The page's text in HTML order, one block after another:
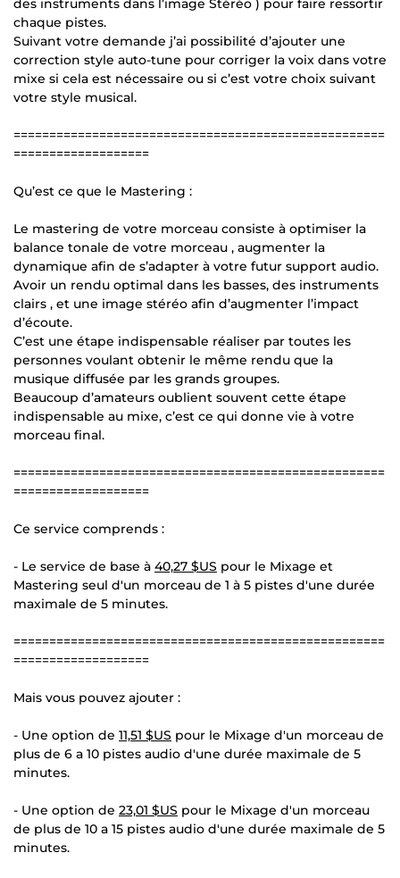
des instruments dans l’image Stéréo ) pour faire ressortir
chaque pistes.
Suivant votre demande j’ai possibilité d’ajouter une
correction style auto-tune pour corriger la voix dans votre
mixe si cela est nécessaire ou si c’est votre choix suivant
votre style musical.
====================================================
===================
Qu’est ce que le Mastering :
Le mastering de votre morceau consiste à optimiser la
balance tonale de votre morceau , augmenter la
dynamique afin de s’adapter à votre futur support audio.
Avoir un rendu optimal dans les basses, des instruments
clairs , et une image stéréo afin d’augmenter l’impact
d’écoute.
C’est une étape indispensable réaliser par toutes les
personnes voulant obtenir le même rendu que la
musique diffusée par les grands groupes.
Beaucoup d’amateurs oublient souvent cette étape
indispensable au mixe, c’est ce qui donne vie à votre
morceau final.
====================================================
===================
Ce service comprends :
- Le service de base à 40,27 $US pour le Mixage et
Mastering seul d'un morceau de 1 à 5 pistes d'une durée
maximale de 5 minutes.
====================================================
===================
Mais vous pouvez ajouter :
- Une option de 11,51 $US pour le Mixage d'un morceau de
plus de 6 a 10 pistes audio d'une durée maximale de 5
minutes.
- Une option de 23,01 $US pour le Mixage d'un morceau
de plus de 10 a 15 pistes audio d'une durée maximale de 5
minutes.